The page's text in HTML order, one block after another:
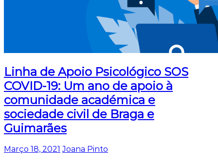
Linha de Apoio Psicológico SOS
COVID-19: Um ano de apoio à
comunidade académica e
sociedade civil de Braga e
Guimarães
Março 18, 2021 Joana Pinto